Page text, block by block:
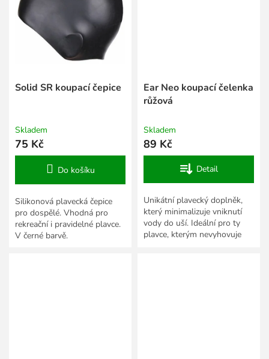
Solid SR koupací čepice
Skladem
75 Kč
Do košíku
Silikonová plavecká čepice
pro dospělé. Vhodná pro
rekreační i pravidelné plavce.
V černé barvě.
Ear Neo koupací čelenka
růžová
Skladem
89 Kč
Detail
Unikátní plavecký doplněk,
který minimalizuje vniknutí
vody do uší. Ideální pro ty
plavce, kterým nevyhovuje